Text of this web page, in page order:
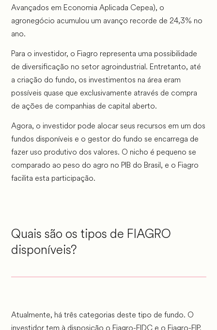
Avançados em Economia Aplicada Cepea), o
agronegócio acumulou um avanço recorde de 24,3% no
ano.
Para o investidor, o Fiagro representa uma possibilidade
de diversificação no setor agroindustrial. Entretanto, até
a criação do fundo, os investimentos na área eram
possíveis quase que exclusivamente através de compra
de ações de companhias de capital aberto.
Agora, o investidor pode alocar seus recursos em um dos
fundos disponíveis e o gestor do fundo se encarrega de
fazer uso produtivo dos valores. O nicho é pequeno se
comparado ao peso do agro no PIB do Brasil, e o Fiagro
facilita esta participação.
Quais são os tipos de FIAGRO
disponíveis?
Atualmente, há três categorias deste tipo de fundo. O
investidor tem à disposição o Fiagro-FIDC e o Fiagro-FIP,